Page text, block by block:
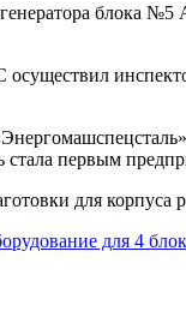
блока
первым
для корпуса
для 4